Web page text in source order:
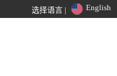
选择语言 | English